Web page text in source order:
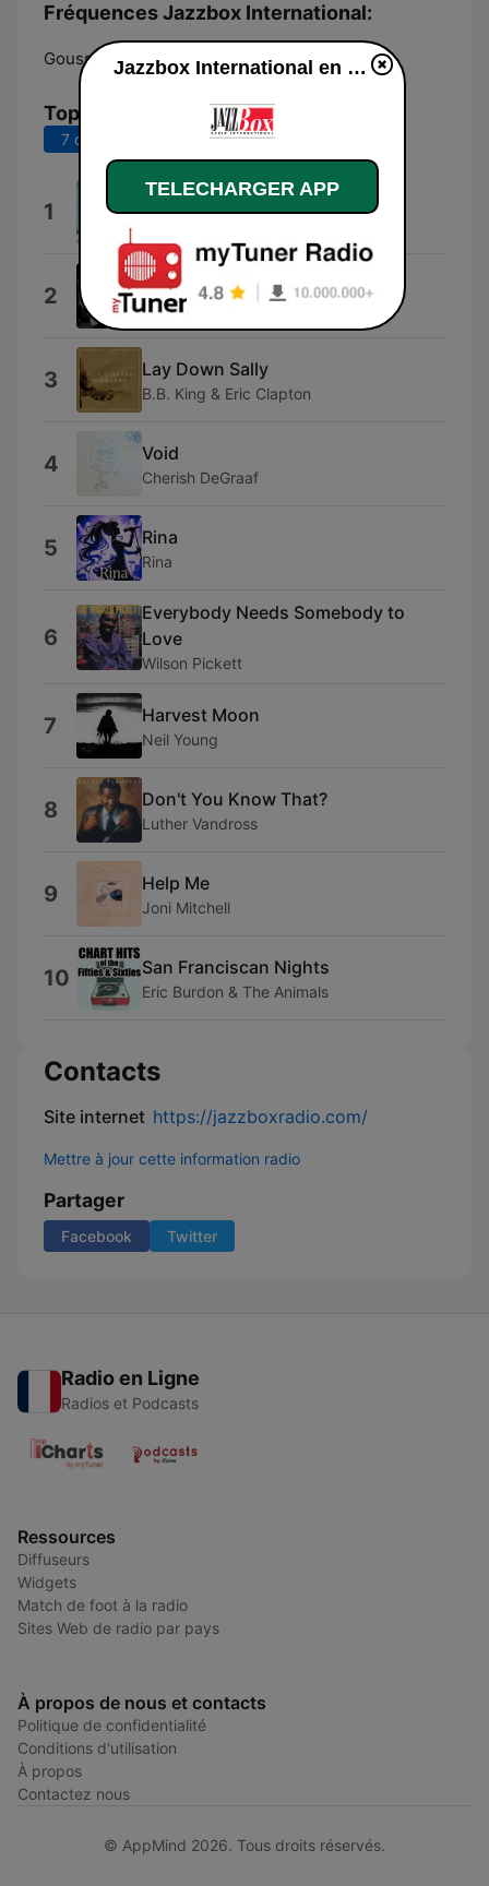
Fréquences Jazzbox International:
Goussainville: Online
Top titres
7 derniers jours 30 derniers jours
1 Apres-Midi
2 For Me Formidable
Charles Aznavour
3 Lay Down Sally
B.B. King & Eric Clapton
4 Void
Cherish DeGraaf
5 Rina
Rina
6
Everybody Needs Somebody to
Love
Wilson Pickett
7 Harvest Moon
Neil Young
8 Don't You Know That?
Luther Vandross
9 Help Me
Joni Mitchell
10 San Franciscan Nights
Eric Burdon & The Animals
Contacts
Site internet https://jazzboxradio.com/
Mettre à jour cette information radio
Partager
Facebook Twitter
Radio en Ligne
Radios et Podcasts
Ressources
Diffuseurs
Widgets
Match de foot à la radio
Sites Web de radio par pays
À propos de nous et contacts
Politique de confidentialité
Conditions d'utilisation
À propos
Contactez nous
© AppMind 2026. Tous droits réservés.
Jazzbox International en ligne
TELECHARGER APP